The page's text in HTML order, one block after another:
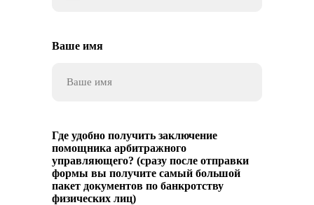
Ваше имя
Где удобно получить заключение
помощника арбитражного
управляющего? (сразу после отправки
формы вы получите самый большой
пакет документов по банкротству
физических лиц)